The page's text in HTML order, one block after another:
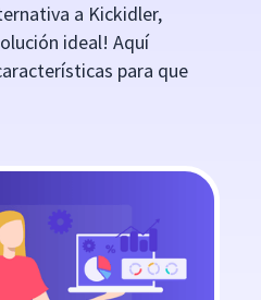
a Kickidler,
ideal! Aquí
para que